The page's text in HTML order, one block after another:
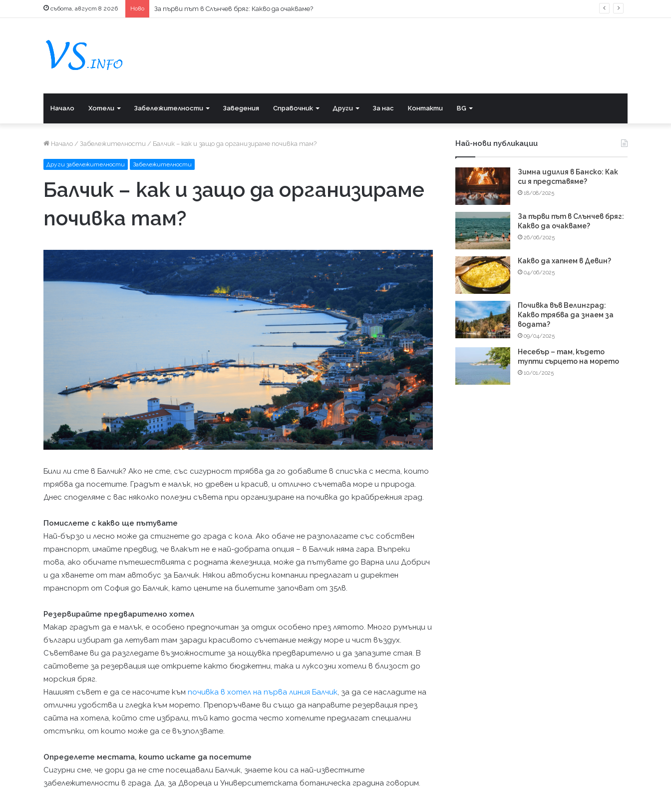
събота, август 8 2026 Ново За първи път в Слънчев бряг: Какво да очакваме?
Начало Хотели Забележителности Заведения Справочник Други За нас Контакти BG
Начало / Забележителности / Балчик – как и защо да организираме почивка там?
Други забележителности Забележителности
Балчик – как и защо да организираме
почивка там?
Били ли сте в Балчик? Ако не сте, със сигурност трябва да го добавите в списъка с места, които
трябва да посетите. Градът е малък, но древен и красив, и отлично съчетава море и природа.
Днес споделяме с вас няколко полезни съвета при организиране на почивка до крайбрежния град.
Помислете с какво ще пътувате
Най-бързо и лесно може да стигнете до града с кола. Ако обаче не разполагате със собствен
транспорт, имайте предвид, че влакът не е най-добрата опция – в Балчик няма гара. Въпреки
това, ако обичате пътешествията с родната железница, може да пътувате до Варна или Добрич
и да хванете от там автобус за Балчик. Някои автобусни компании предлагат и директен
транспорт от София до Балчик, като цените на билетите започват от 35лв.
Резервирайте предварително хотел
Макар градът да е малък, е особено предпочитан за отдих особено през лятото. Много румънци и
българи избират да летуват там заради красивото съчетание между море и чист въздух.
Съветваме ви да разгледате възможностите за нощувка предварително и да запазите стая. В
сайтовете за резервация ще откриете както бюджетни, така и луксозни хотели в близост до
морския бряг.
Нашият съвет е да се насочите към почивка в хотел на първа линия Балчик, за да се насладите на
отлични удобства и гледка към морето. Препоръчваме ви също да направите резервация през
сайта на хотела, който сте избрали, тъй като доста често хотелите предлагат специални
отстъпки, от които може да се възползвате.
Определете местата, които искате да посетите
Сигурни сме, че дори да не сте посещавали Балчик, знаете кои са най-известните
забележителности в града. Да, за Двореца и Университетската ботаническа градина говорим.
Най-нови публикации
Зимна идилия в Банско: Как
си я представяме?
18/08/2025
За първи път в Слънчев бряг:
Какво да очакваме?
26/06/2025
Какво да хапнем в Девин?
04/06/2025
Почивка във Велинград:
Какво трябва да знаем за
водата?
09/04/2025
Несебър – там, където
тупти сърцето на морето
10/01/2025